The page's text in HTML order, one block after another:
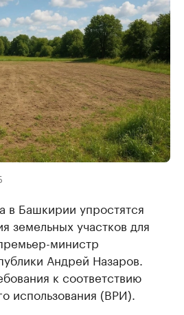
в Башкирии упростятся
земельных участков для
министр
Андрей Назаров.
к соответствию
использования (ВРИ).